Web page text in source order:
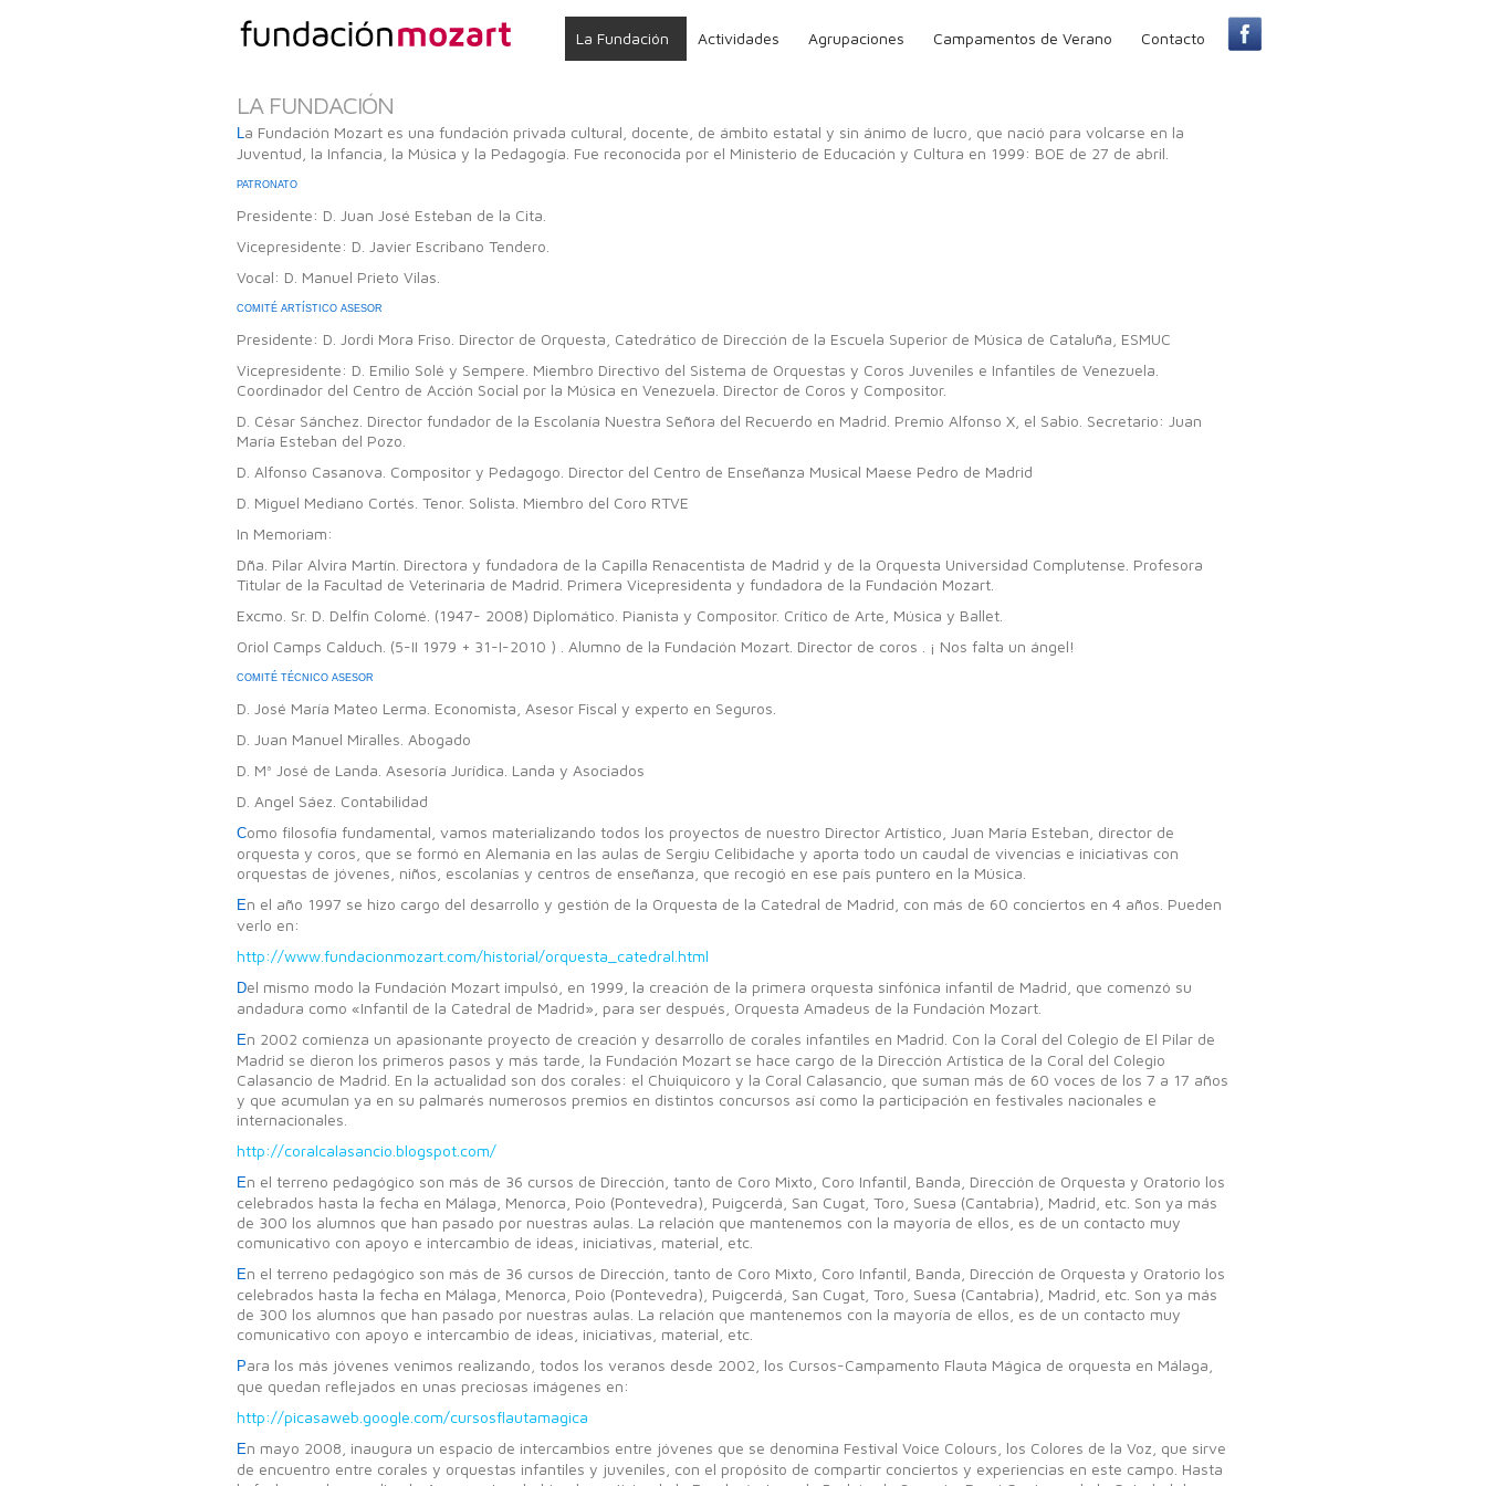
La Fundación Actividades Agrupaciones Campamentos de Verano Contacto
LA FUNDACIÓN
La Fundación Mozart es una fundación privada cultural, docente, de ámbito estatal y sin ánimo de lucro, que nació para volcarse en la
Juventud, la Infancia, la Música y la Pedagogía. Fue reconocida por el Ministerio de Educación y Cultura en 1999: BOE de 27 de abril.
PATRONATO
Presidente: D. Juan José Esteban de la Cita.
Vicepresidente: D. Javier Escribano Tendero.
Vocal: D. Manuel Prieto Vilas.
COMITÉ ARTÍSTICO ASESOR
Presidente: D. Jordi Mora Friso. Director de Orquesta, Catedrático de Dirección de la Escuela Superior de Música de Cataluña, ESMUC
Vicepresidente: D. Emilio Solé y Sempere. Miembro Directivo del Sistema de Orquestas y Coros Juveniles e Infantiles de Venezuela.
Coordinador del Centro de Acción Social por la Música en Venezuela. Director de Coros y Compositor.
D. César Sánchez. Director fundador de la Escolanía Nuestra Señora del Recuerdo en Madrid. Premio Alfonso X, el Sabio. Secretario: Juan
María Esteban del Pozo.
D. Alfonso Casanova. Compositor y Pedagogo. Director del Centro de Enseñanza Musical Maese Pedro de Madrid
D. Miguel Mediano Cortés. Tenor. Solista. Miembro del Coro RTVE
In Memoriam:
Dña. Pilar Alvira Martín. Directora y fundadora de la Capilla Renacentista de Madrid y de la Orquesta Universidad Complutense. Profesora
Titular de la Facultad de Veterinaria de Madrid. Primera Vicepresidenta y fundadora de la Fundación Mozart.
Excmo. Sr. D. Delfín Colomé. (1947- 2008) Diplomático. Pianista y Compositor. Crítico de Arte, Música y Ballet.
Oriol Camps Calduch. (5-II 1979 + 31-I-2010 ) . Alumno de la Fundación Mozart. Director de coros . ¡ Nos falta un ángel!
COMITÉ TÉCNICO ASESOR
D. José María Mateo Lerma. Economista, Asesor Fiscal y experto en Seguros.
D. Juan Manuel Miralles. Abogado
D. Mª José de Landa. Asesoría Jurídica. Landa y Asociados
D. Angel Sáez. Contabilidad
Como filosofía fundamental, vamos materializando todos los proyectos de nuestro Director Artístico, Juan María Esteban, director de
orquesta y coros, que se formó en Alemania en las aulas de Sergiu Celibidache y aporta todo un caudal de vivencias e iniciativas con
orquestas de jóvenes, niños, escolanías y centros de enseñanza, que recogió en ese país puntero en la Música.
En el año 1997 se hizo cargo del desarrollo y gestión de la Orquesta de la Catedral de Madrid, con más de 60 conciertos en 4 años. Pueden
verlo en:
http://www.fundacionmozart.com/historial/orquesta_catedral.html
Del mismo modo la Fundación Mozart impulsó, en 1999, la creación de la primera orquesta sinfónica infantil de Madrid, que comenzó su
andadura como «Infantil de la Catedral de Madrid», para ser después, Orquesta Amadeus de la Fundación Mozart.
En 2002 comienza un apasionante proyecto de creación y desarrollo de corales infantiles en Madrid. Con la Coral del Colegio de El Pilar de
Madrid se dieron los primeros pasos y más tarde, la Fundación Mozart se hace cargo de la Dirección Artística de la Coral del Colegio
Calasancio de Madrid. En la actualidad son dos corales: el Chuiquicoro y la Coral Calasancio, que suman más de 60 voces de los 7 a 17 años
y que acumulan ya en su palmarés numerosos premios en distintos concursos así como la participación en festivales nacionales e
internacionales.
http://coralcalasancio.blogspot.com/
En el terreno pedagógico son más de 36 cursos de Dirección, tanto de Coro Mixto, Coro Infantil, Banda, Dirección de Orquesta y Oratorio los
celebrados hasta la fecha en Málaga, Menorca, Poio (Pontevedra), Puigcerdá, San Cugat, Toro, Suesa (Cantabria), Madrid, etc. Son ya más
de 300 los alumnos que han pasado por nuestras aulas. La relación que mantenemos con la mayoría de ellos, es de un contacto muy
comunicativo con apoyo e intercambio de ideas, iniciativas, material, etc.
En el terreno pedagógico son más de 36 cursos de Dirección, tanto de Coro Mixto, Coro Infantil, Banda, Dirección de Orquesta y Oratorio los
celebrados hasta la fecha en Málaga, Menorca, Poio (Pontevedra), Puigcerdá, San Cugat, Toro, Suesa (Cantabria), Madrid, etc. Son ya más
de 300 los alumnos que han pasado por nuestras aulas. La relación que mantenemos con la mayoría de ellos, es de un contacto muy
comunicativo con apoyo e intercambio de ideas, iniciativas, material, etc.
Para los más jóvenes venimos realizando, todos los veranos desde 2002, los Cursos-Campamento Flauta Mágica de orquesta en Málaga,
que quedan reflejados en unas preciosas imágenes en:
http://picasaweb.google.com/cursosflautamagica
En mayo 2008, inaugura un espacio de intercambios entre jóvenes que se denomina Festival Voice Colours, los Colores de la Voz, que sirve
de encuentro entre corales y orquestas infantiles y juveniles, con el propósito de compartir conciertos y experiencias en este campo. Hasta